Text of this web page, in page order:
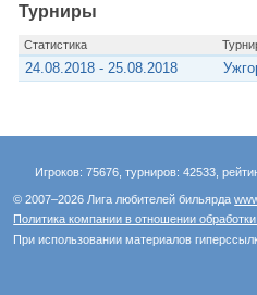
Турниры
Статистика
24.08.2018 - 25.08.2018
Игроков: 75676, турниров: 42533,
© 2007–2026 Лига любителей бильярда
Политика компании в отношении
При использовании материалов